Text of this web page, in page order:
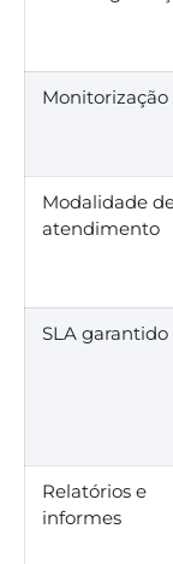
Monitorização
Modalidade
atendimento
SLA garantido
Relatórios e
informes